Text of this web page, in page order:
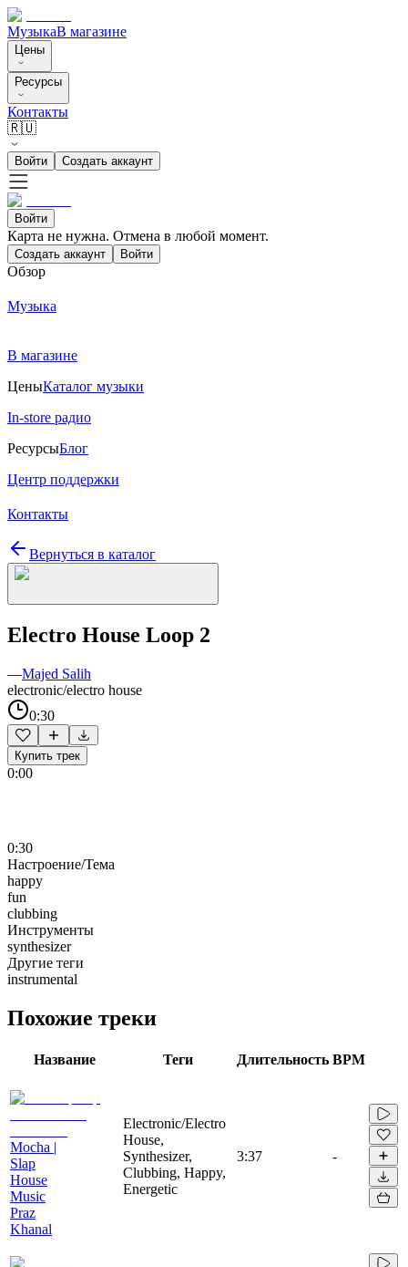
МузыкаВ магазине
Цены
Ресурсы
Контакты
🇷🇺
Войти Создать аккаунт
Войти
Карта не нужна. Отмена в любой момент.
Создать аккаунт Войти
Обзор
Музыка
В магазине
ЦеныКаталог музыки
In-store радио
РесурсыБлог
Центр поддержки
Контакты
Вернуться в каталог
Electro House Loop 2
—Majed Salih
electronic/electro house
0:30
Купить трек
0:00
0:30
Настроение/Тема
happy
fun
clubbing
Инструменты
synthesizer
Другие теги
instrumental
Похожие треки
Название Теги Длительность BPM
Mocha |
Slap
House
Music
Praz
Khanal
Electronic/Electro
House,
Synthesizer,
Clubbing, Happy,
Energetic
3:37 -